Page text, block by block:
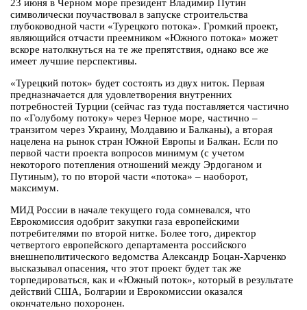
23 июня в Черном море президент Владимир Путин
символически поучаствовал в запуске строительства
глубоководной части «Турецкого потока». Громкий проект,
являющийся отчасти преемником «Южного потока» может
вскоре натолкнуться на те же препятствия, однако все же
имеет лучшие перспективы.
«Турецкий поток» будет состоять из двух ниток. Первая
предназначается для удовлетворения внутренних
потребностей Турции (сейчас газ туда поставляется частично
по «Голубому потоку» через Черное море, частично –
транзитом через Украину, Молдавию и Балканы), а вторая
нацелена на рынок стран Южной Европы и Балкан. Если по
первой части проекта вопросов минимум (с учетом
некоторого потепления отношений между Эрдоганом и
Путиным), то по второй части «потока» – наоборот,
максимум.
МИД России в начале текущего года сомневался, что
Еврокомиссия одобрит закупки газа европейскими
потребителями по второй нитке. Более того, директор
четвертого европейского департамента российского
внешнеполитического ведомства Александр Боцан-Харченко
высказывал опасения, что этот проект будет так же
торпедироваться, как и «Южный поток», который в результате
действий США, Болгарии и Еврокомиссии оказался
окончательно похоронен.